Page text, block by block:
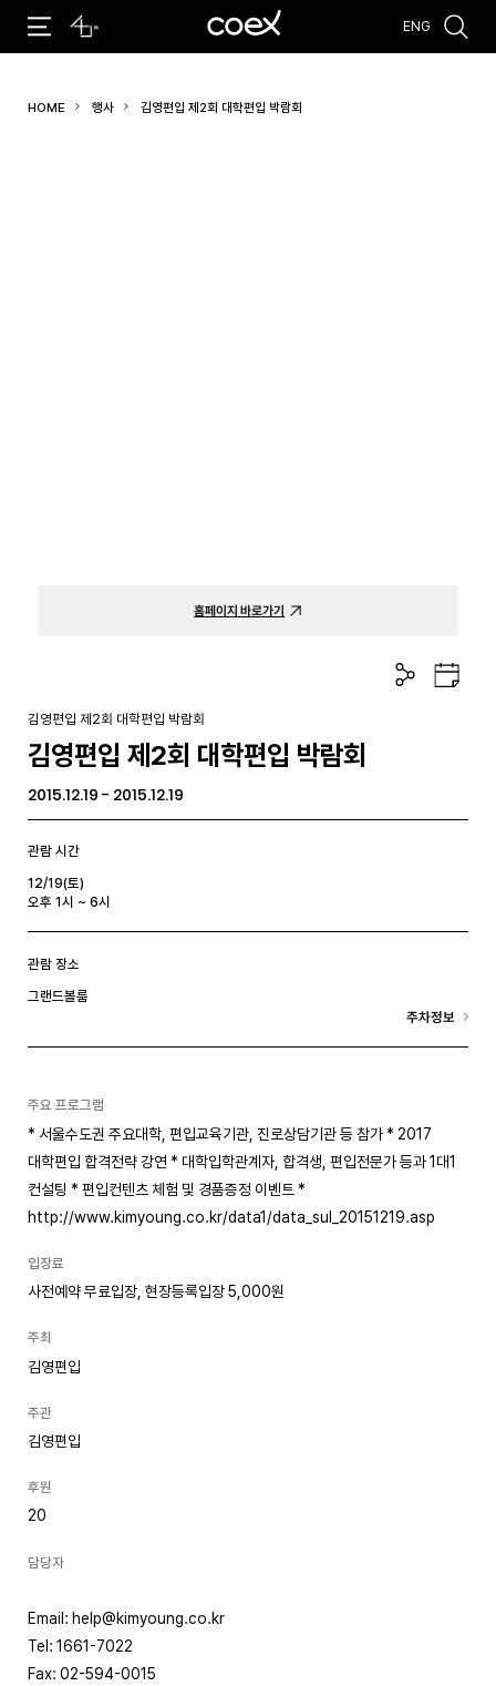
#코엑스 전시 #행사 #주차안내 #편의시설
ENG
HOME 행사 김영편입 제2회 대학편입 박람회
홈페이지 바로가기
공
유
구
글
김영편입 제2회 대학편입 박람회
김영편입 제2회 대학편입 박람회
2015.12.19 - 2015.12.19
관람 시간
12/19(토)
오후 1시 ~ 6시
관람 장소
그랜드볼룸
주차정보
주요 프로그램
* 서울수도권 주요대학, 편입교육기관, 진로상담기관 등 참가 * 2017
대학편입 합격전략 강연 * 대학입학관계자, 합격생, 편입전문가 등과 1대1
컨설팅 * 편입컨텐츠 체험 및 경품증정 이벤트 *
http://www.kimyoung.co.kr/data1/data_sul_20151219.asp
입장료
사전예약 무료입장, 현장등록입장 5,000원
주최
김영편입
주관
김영편입
후원
20
담당자
Email: help@kimyoung.co.kr
Tel: 1661-7022
Fax: 02-594-0015